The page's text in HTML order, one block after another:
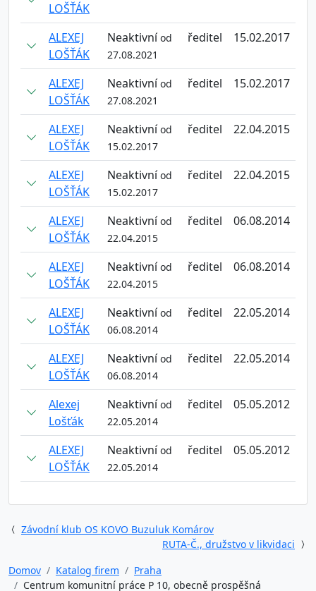
LOŠŤÁK
ALEXEJ
LOŠŤÁK
Neaktivníod
27.08.2021
ředitel 15.02.2017
ALEXEJ
LOŠŤÁK
Neaktivníod
27.08.2021
ředitel 15.02.2017
ALEXEJ
LOŠŤÁK
Neaktivníod
15.02.2017
ředitel 22.04.2015
ALEXEJ
LOŠŤÁK
Neaktivníod
15.02.2017
ředitel 22.04.2015
ALEXEJ
LOŠŤÁK
Neaktivníod
22.04.2015
ředitel 06.08.2014
ALEXEJ
LOŠŤÁK
Neaktivníod
22.04.2015
ředitel 06.08.2014
ALEXEJ
LOŠŤÁK
Neaktivníod
06.08.2014
ředitel 22.05.2014
ALEXEJ
LOŠŤÁK
Neaktivníod
06.08.2014
ředitel 22.05.2014
Alexej
Lošťák
Neaktivníod
22.05.2014
ředitel 05.05.2012
ALEXEJ
LOŠŤÁK
Neaktivníod
22.05.2014
ředitel 05.05.2012
Závodní klub OS KOVO Buzuluk Komárov
RUTA-Č., družstvo v likvidaci
Domov
Katalog firem
Praha
Centrum komunitní práce P 10, obecně prospěšná